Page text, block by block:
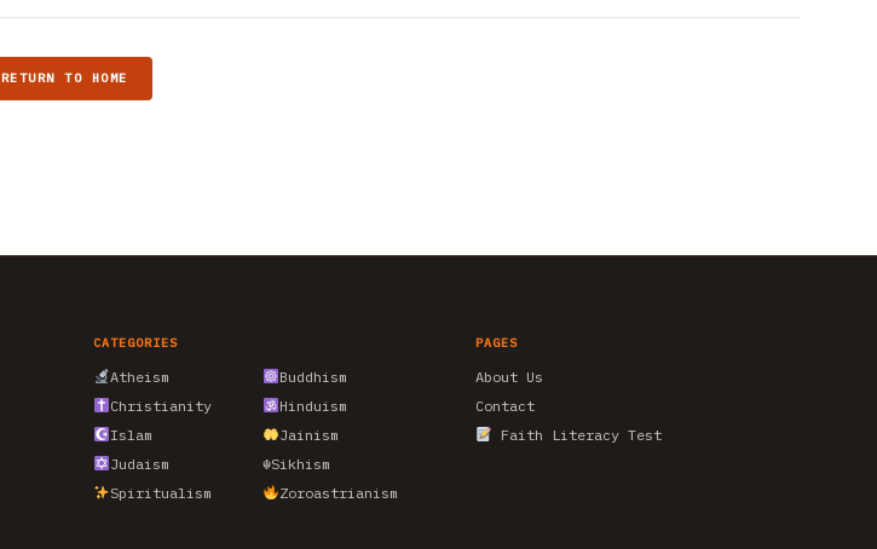
RETURN TO HOME
CATEGORIES
Atheism
Buddhism
Christianity
Hinduism
Islam
Jainism
Judaism
☬Sikhism
Spiritualism
Zoroastrianism
PAGES
About Us
Contact
Faith Literacy Test